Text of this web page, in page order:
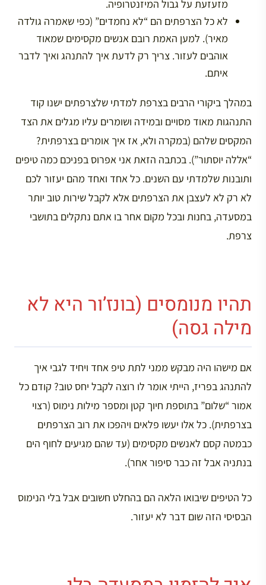
מזעזעת על גבול המיזנטרופיה.
לא כל הצרפתים הם “לא נחמדים” (כפי שאמרה גולדה
מאיר). למען האמת רובם אנשים מקסימים שמאוד
אוהבים לעזור. צריך רק לדעת איך להתנהג ואיך לדבר
איתם.
במהלך ביקורי הרבים בצרפת למדתי שלצרפתים ישנו קוד
התנהגות מאוד מסויים ובמידה ושומרים עליו מגלים את הצד
המקסים שלהם (במקרה ולא, אז איך אומרים בצרפתית?
“אללה יוסתור”). בכתבה הזאת אני אפרוס בפניכם כמה טיפים
ותובנות שלמדתי עם השנים. כל אחד ואחד מהם יעזור לכם
לא רק לא לעצבן את הצרפתים אלא לקבל שירות טוב יותר
במסעדה, בחנות ובכל מקום אחר בו אתם נתקלים בתושבי
צרפת.
תהיו מנומסים (בונז’ור היא לא
מילה גסה)
אם מישהו היה מבקש ממני לתת טיפ אחד ויחיד לגבי איך
להתנהג בפריז, הייתי אומר לו רוצה לקבל יחס טוב? קודם כל
אמור “שלום” בתוספת חיוך קטן ומספר מילות נימוס (רצוי
בצרפתית). כל אלו יעשו פלאים ויהפכו את רוב הצרפתים
כבמטה קסם לאנשים מקסימים (עד שהם מגיעים לחוף הים
בנתניה אבל זה כבר סיפור אחר).
כל הטיפים שיבואו הלאה הם בהחלט חשובים אבל בלי הנימוס
הבסיסי הזה שום דבר לא יעזור.